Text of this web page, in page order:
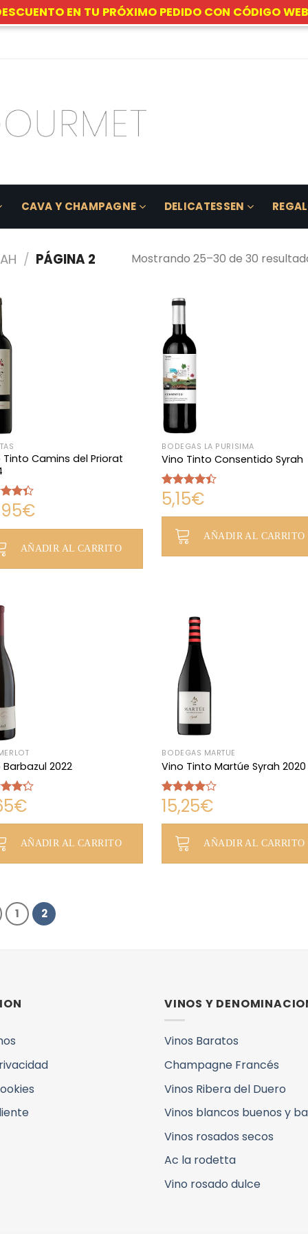
CAVA Y CHAMPAGNE DELICATESSEN
/ PÁGINA 2 Mostrando 25–30 de 30
Tinto Camins del Priorat
4.33 €
AÑADIR AL CARRITO
BODEGAS LA PURÍSIMA
Vino Tinto Consentido Syrah
Valorado
con4.33
de 5
5,15€
AÑADIR AL CARRITO
Barbazul 2022
4.24€
AÑADIR AL CARRITO
BODEGAS MARTÚE
Vino Tinto Martúe Syrah 2020
Valorado
con4.00
de 5
15,25€
AÑADIR AL CARRITO
1 2
VINOS Y
Vinos Baratos
Champagne Francés
Vinos Ribera del Duero
Vinos blancos buenos y
Vinos rosados secos
Ac la rodetta
Vino rosado dulce
EN TU PRÓXIMO PEDIDO CON CÓDIGO